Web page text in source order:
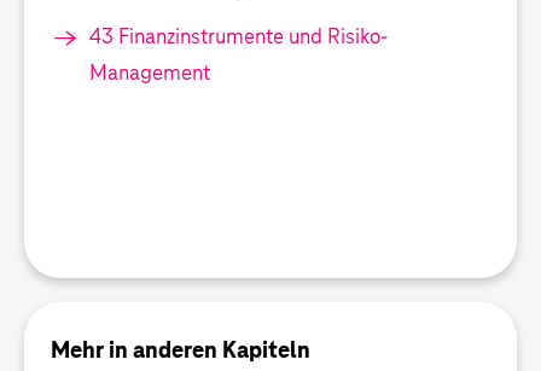
43 Finanzinstrumente und Risiko-
Management
Mehr in anderen Kapiteln